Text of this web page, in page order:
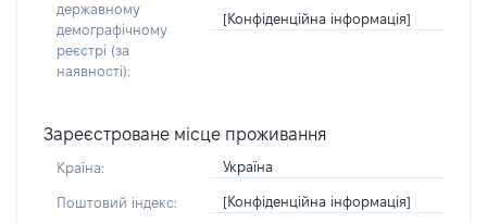
державному
демографічному
реєстрі (за
наявності):
[Конфіденційна інформація]
Зареєстроване місце проживання
Країна: Україна
Поштовий індекс: [Конфіденційна інформація]